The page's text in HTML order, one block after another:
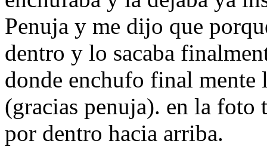
Penuja y me dijo que
dentro y lo sacaba
donde enchufo final mente
(gracias penuja). en la foto
por dentro hacia arriba.